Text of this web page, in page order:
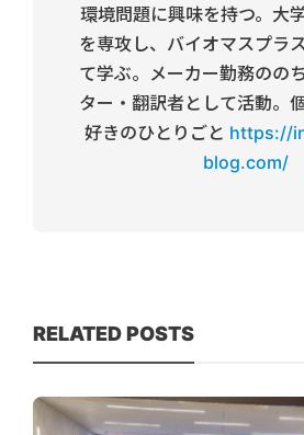
環境問題に興味を持つ。大
を専攻し、バイオマスプラ
て学ぶ。メーカー勤務のの
ター・翻訳者として活動。
好きのひとりごと https://
blog.com/
RELATED POSTS